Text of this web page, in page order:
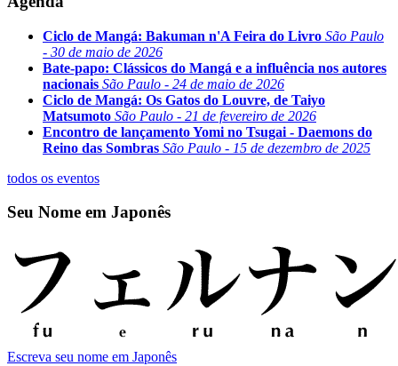
Ciclo de Mangá: Bakuman n'A Feira do Livro São Paulo
- 30 de maio de 2026
Bate-papo: Clássicos do Mangá e a influência nos autores
nacionais São Paulo - 24 de maio de 2026
Ciclo de Mangá: Os Gatos do Louvre, de Taiyo
Matsumoto São Paulo - 21 de fevereiro de 2026
Encontro de lançamento Yomi no Tsugai - Daemons do
Reino das Sombras São Paulo - 15 de dezembro de 2025
todos os eventos
Seu Nome em Japonês
Escreva seu nome em Japonês